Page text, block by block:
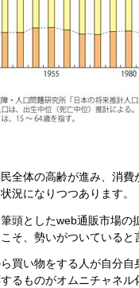
全体の高齢が進み、消
況になりつつあります。
頭としたweb通販市場
そ、勢いがついていると
買い物をする人が自分
るものがオムニチャネル